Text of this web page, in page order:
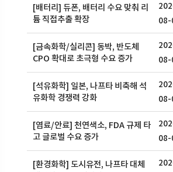
[배터리] 듀폰, 배터리 수요 맞춰 리
튬 직접추출 확장
08-
[금속화학/실리콘] 동박, 반도체
CPO 확대로 초극형 수요 증가
08-
[석유화학] 일본, 나프타 비축해 석
유화학 경쟁력 강화
08-
[염료/안료] 천연색소, FDA 규제 타
고 글로벌 수요 증가
08-
[환경화학] 도시유전, 나프타 대체